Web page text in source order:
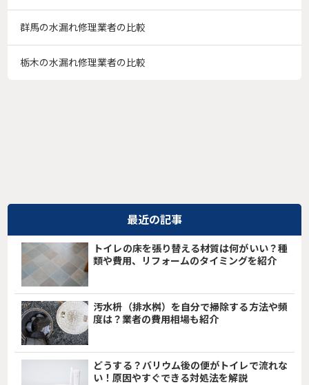
群馬の水漏れ修理業者の比較
栃木の水漏れ修理業者の比較
最近の記事
トイレの床を張り替える材質は何がいい？種
類や費用、リフォームのタイミングを紹介
汚水枡（排水桝）を自分で掃除する方法や頻
度は？業者の費用相場も紹介
どうする？バリウム後の便がトイレで流れな
い！原因やすぐできる対処法を解説